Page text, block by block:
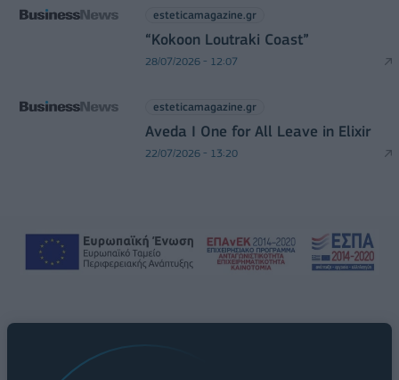
esteticamagazine.gr
“Kokoon Loutraki Coast”
28/07/2026 - 12:07
esteticamagazine.gr
Aveda I One for All Leave in Elixir
22/07/2026 - 13:20